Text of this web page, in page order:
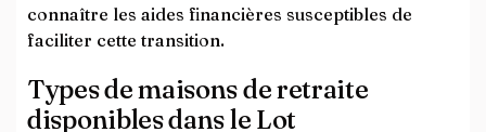
connaître les aides financières susceptibles de
faciliter cette transition.
Types de maisons de retraite
disponibles dans le Lot